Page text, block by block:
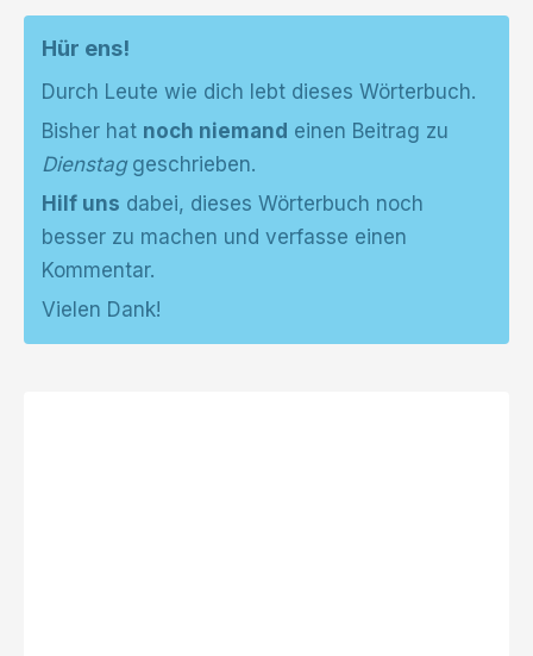
Hür ens!
Durch Leute wie dich lebt dieses Wörterbuch.
Bisher hat noch niemand einen Beitrag zu
Dienstaggeschrieben.
Hilf uns dabei, dieses Wörterbuch noch
besser zu machen und verfasse einen
Kommentar.
Vielen Dank!